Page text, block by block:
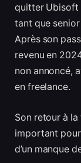
quitter Ubisoft
tant que
Après son
revenu en
non annoncé,
en freelance.
Son retour à
important
d’un manque